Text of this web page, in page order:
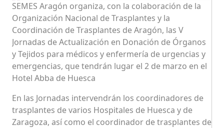
SEMES Aragón organiza, con la colaboración de la
Organización Nacional de Trasplantes y la
Coordinación de Trasplantes de Aragón, las V
Jornadas de Actualización en Donación de Órganos
y Tejidos para médicos y enfermería de urgencias y
emergencias, que tendrán lugar el 2 de marzo en el
Hotel Abba de Huesca
En las Jornadas intervendrán los coordinadores de
trasplantes de varios Hospitales de Huesca y de
Zaragoza, así como el coordinador de trasplantes de